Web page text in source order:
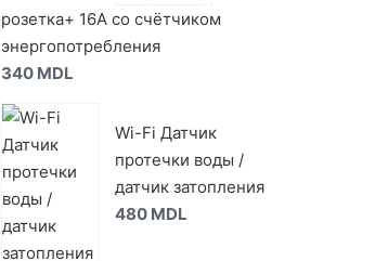
розетка+ 16А со счётчиком
энергопотребления
340 MDL
Wi-Fi Датчик
протечки воды /
датчик затопления
480 MDL